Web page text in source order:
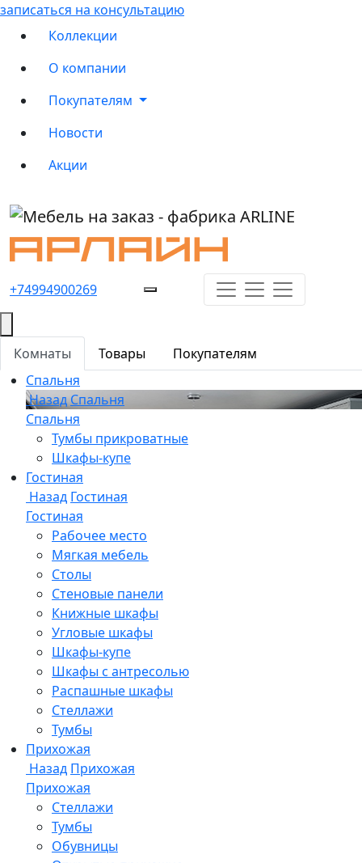
записаться на консультацию
Коллекции
О компании
Покупателям
Новости
Акции
+74994900269